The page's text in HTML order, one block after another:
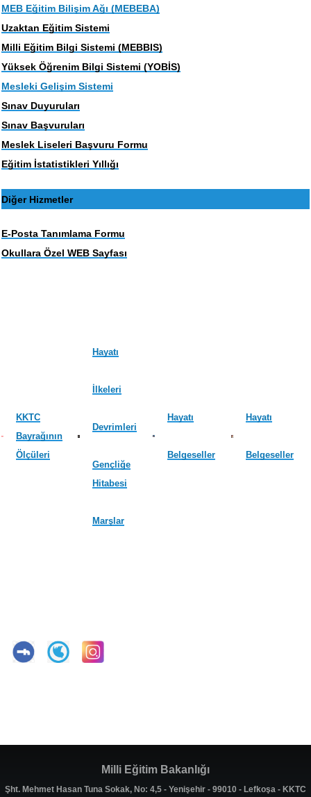
MEB Eğitim Bilişim Ağı (MEBEBA)
Uzaktan Eğitim Sistemi
Milli Eğitim Bilgi Sistemi (MEBBIS)
Yüksek Öğrenim Bilgi Sistemi (YOBİS)
Mesleki Gelişim Sistemi
Sınav Duyuruları
Sınav Başvuruları
Meslek Liseleri Başvuru Formu
Eğitim İstatistikleri Yıllığı
Diğer Hizmetler
E-Posta Tanımlama Formu
Okullara Özel WEB Sayfası
KKTC
Bayrağının
Ölçüleri
Hayatı
İlkeleri
Devrimleri
Gençliğe
Hitabesi
Marşlar
Hayatı
Belgeseller
Hayatı
Belgeseller
Milli Eğitim Bakanlığı
Şht. Mehmet Hasan Tuna Sokak, No: 4,5 - Yenişehir - 99010 - Lefkoşa - KKTC